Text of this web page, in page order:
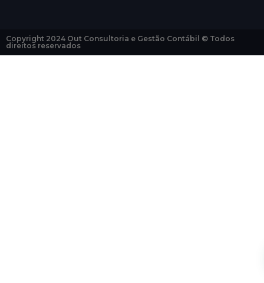
Copyright 2024 Out Consultoria e Gestão Contábil © Todos
direitos reservados